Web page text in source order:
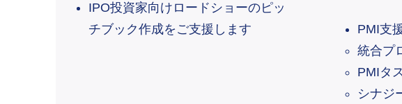
IPO投資家向けロードショーのピッ
チブック作成をご支援します
PMI支
統合プ
PMIタ
シナジ